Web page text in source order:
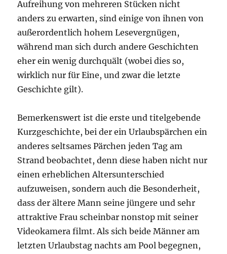
Aufreihung von mehreren Stücken nicht
anders zu erwarten, sind einige von ihnen von
außerordentlich hohem Lesevergnügen,
während man sich durch andere Geschichten
eher ein wenig durchquält (wobei dies so,
wirklich nur für Eine, und zwar die letzte
Geschichte gilt).
Bemerkenswert ist die erste und titelgebende
Kurzgeschichte, bei der ein Urlaubspärchen ein
anderes seltsames Pärchen jeden Tag am
Strand beobachtet, denn diese haben nicht nur
einen erheblichen Altersunterschied
aufzuweisen, sondern auch die Besonderheit,
dass der ältere Mann seine jüngere und sehr
attraktive Frau scheinbar nonstop mit seiner
Videokamera filmt. Als sich beide Männer am
letzten Urlaubstag nachts am Pool begegnen,